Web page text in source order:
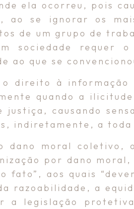
ela ocorreu, pois
se ignorar os
de um grupo de
sociedade requer o
ao que se
o direito à
quando a
causando
indiretamente, a toda
dano moral
por dano
fato”, aos quais
razoabilidade, a
a legislação